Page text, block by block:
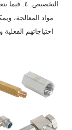
مواد المعالجة،